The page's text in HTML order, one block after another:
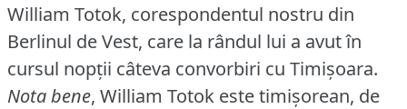
William Totok, corespondentul nostru din
Berlinul de Vest, care la rândul lui a avut în
cursul nopţii câteva convorbiri cu Timişoara.
Nota bene, William Totok este timişorean, de